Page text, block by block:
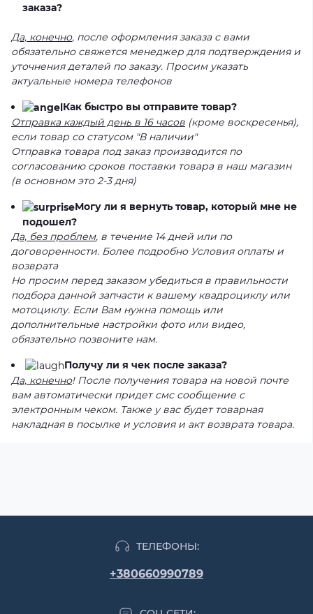
заказа?
Да, конечно, после оформления заказа с вами
обязательно свяжется менеджер для подтверждения и
уточнения деталей по заказу. Просим указать
актуальные номера телефонов
Как быстро вы отправите товар?
Отправка каждый день в 16 часов (кроме воскресенья),
если товар со статусом "В наличии"
Отправка товара под заказ производится по
согласованию сроков поставки товара в наш магазин
(в основном это 2-3 дня)
Могу ли я вернуть товар, который мне не
подошел?
Да, без проблем, в течение 14 дней или по
договоренности. Более подробно Условия оплаты и
возврата
Но просим перед заказом убедиться в правильности
подбора данной запчасти к вашему квадроциклу или
мотоциклу. Если Вам нужна помощь или
дополнительные настройки фото или видео,
обязательно позвоните нам.
Получу ли я чек после заказа?
Да, конечно! После получения товара на новой почте
вам автоматически придет смс сообщение с
электронным чеком. Также у вас будет товарная
накладная в посылке и условия и акт возврата товара.
ТЕЛЕФОНЫ:
+380660990789